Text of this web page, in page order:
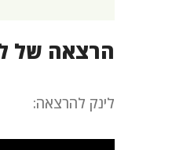
הרצאה של
לינק להרצאה: